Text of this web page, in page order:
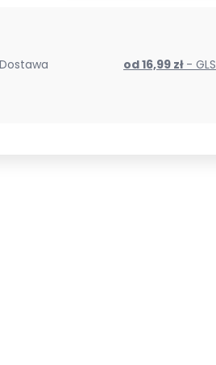
Dostawa od 16,99 zł - GLS